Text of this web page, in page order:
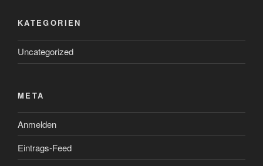
KATEGORIEN
Uncategorized
META
Anmelden
Eintrags-Feed